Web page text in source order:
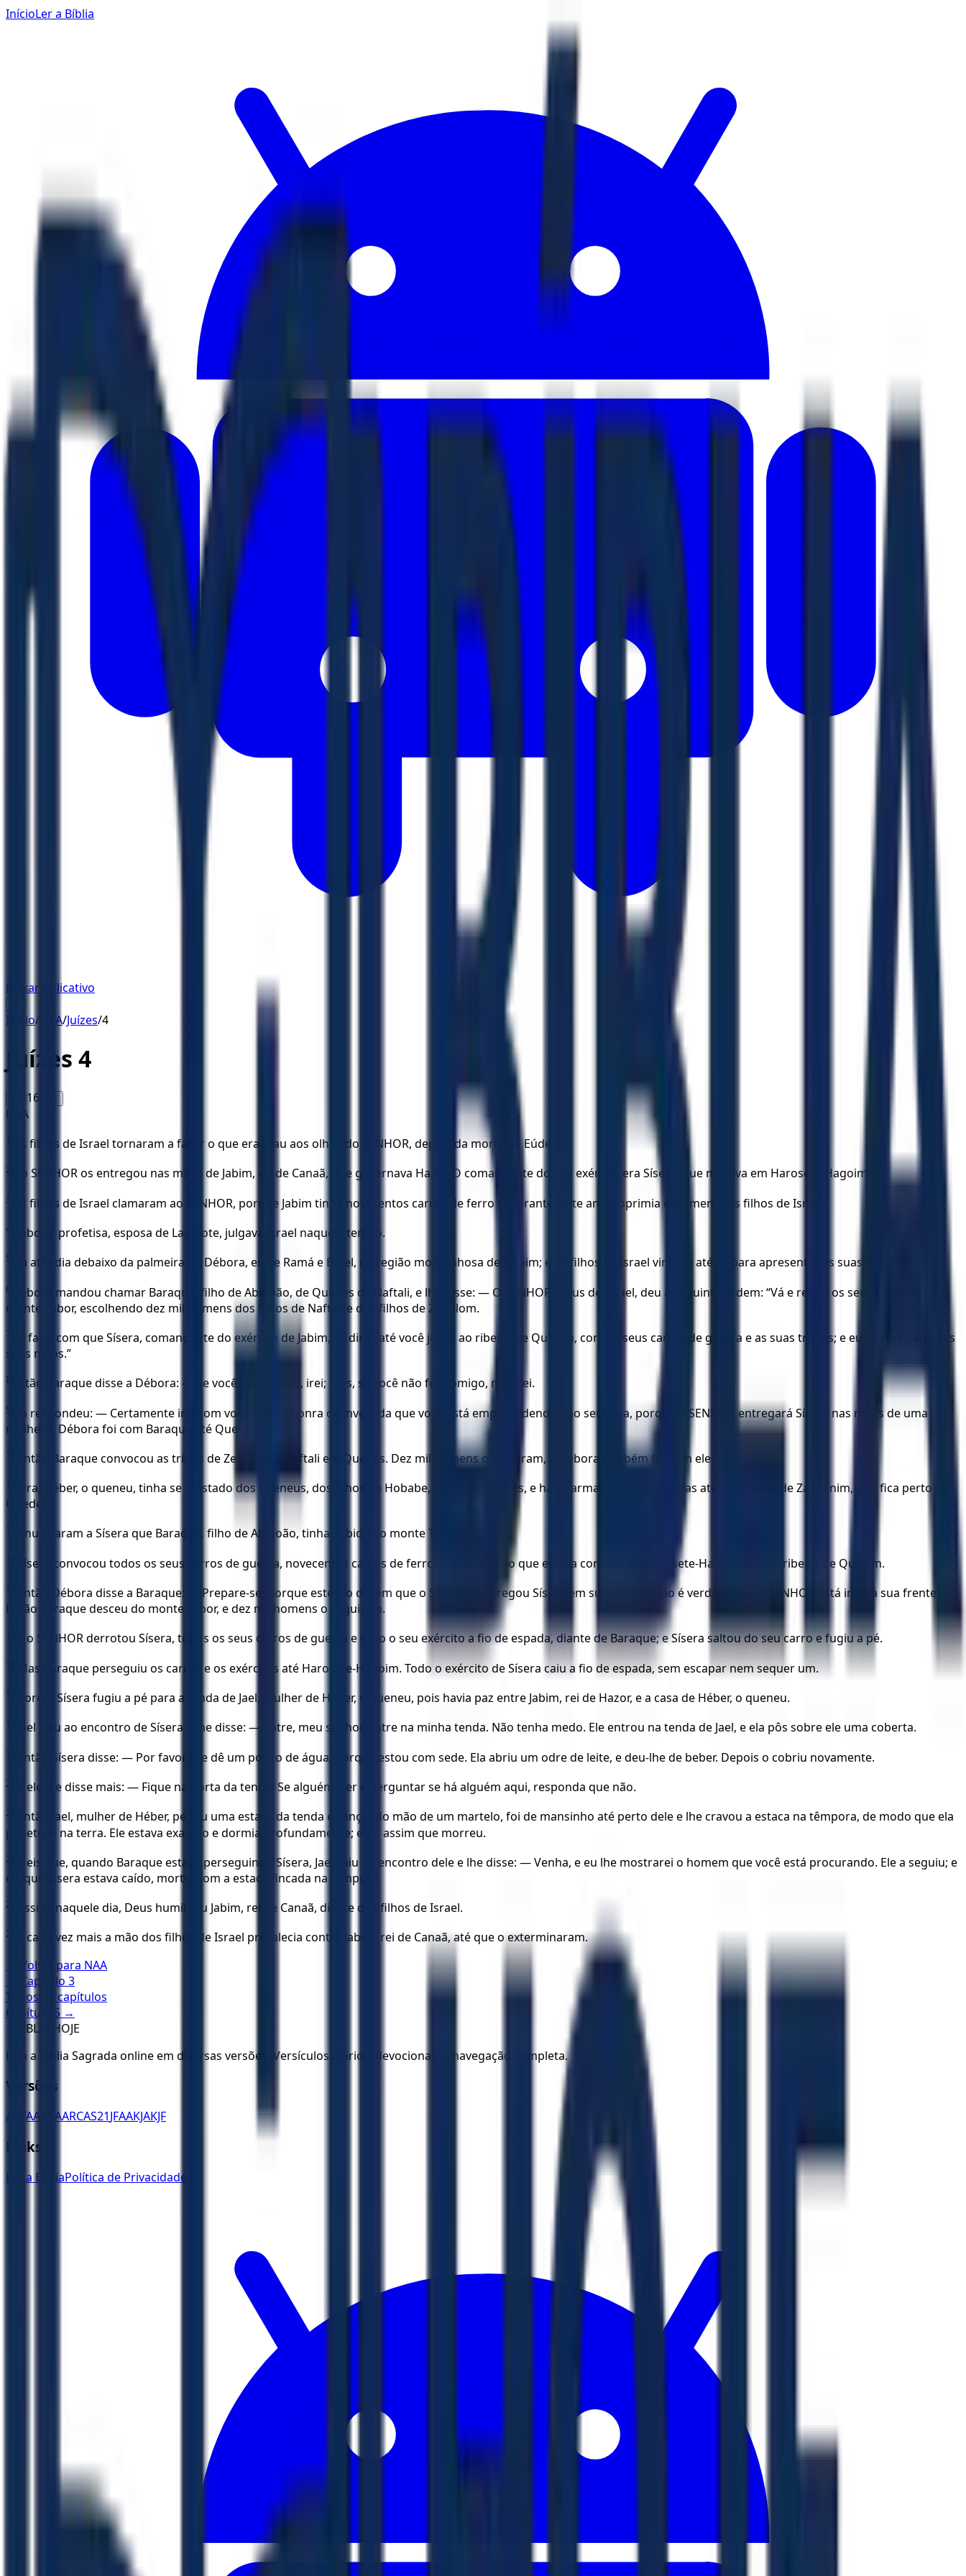
InícioLer a Bíblia
Baixar Aplicativo
Início/ NAA/Juízes/4
Juízes 4
16 A+
NAA
1 Os filhos de Israel tornaram a fazer o que era mau aos olhos do SENHOR, depois da morte de Eúde.
2 E o SENHOR os entregou nas mãos de Jabim, rei de Canaã, que governava Hazor. O comandante do seu exército era Sísera, que morava em Harosete-Hagoim.
3 Os filhos de Israel clamaram ao SENHOR, porque Jabim tinha novecentos carros de ferro e, durante vinte anos, oprimia duramente os filhos de Israel.
4 Débora, profetisa, esposa de Lapidote, julgava Israel naquele tempo.
5 Ela atendia debaixo da palmeira de Débora, entre Ramá e Betel, na região montanhosa de Efraim; e os filhos de Israel vinham até ali para apresentar as suas questões.
6
Débora mandou chamar Baraque, filho de Abinoão, de Quedes de Naftali, e lhe disse: — O SENHOR, Deus de Israel, deu a seguinte ordem: “Vá e reúna os seus homens no
monte Tabor, escolhendo dez mil homens dos filhos de Naftali e dos filhos de Zebulom.
7
Eu farei com que Sísera, comandante do exército de Jabim, se dirija até você junto ao ribeiro de Quisom, com os seus carros de guerra e as suas tropas; e eu o entregarei nas
suas mãos.”
8 Então Baraque disse a Débora: — Se você for comigo, irei; mas, se você não for comigo, não irei.
9
Ela respondeu: — Certamente irei com você, mas a honra da investida que você está empreendendo não será sua, porque o SENHOR entregará Sísera nas mãos de uma
mulher. E Débora foi com Baraque até Quedes.
10 Então Baraque convocou as tribos de Zebulom e Naftali em Quedes. Dez mil homens o seguiram, e Débora também foi com ele.
11
Ora, Héber, o queneu, tinha se afastado dos queneus, dos filhos de Hobabe, sogro de Moisés, e havia armado as suas tendas até o carvalho de Zaananim, que fica perto de
Quedes.
12 Anunciaram a Sísera que Baraque, filho de Abinoão, tinha subido ao monte Tabor.
13 Sísera convocou todos os seus carros de guerra, novecentos carros de ferro, e todo o povo que estava com ele, de Harosete-Hagoim para o ribeiro de Quisom.
14
Então Débora disse a Baraque: — Prepare-se, porque este é o dia em que o SENHOR entregou Sísera em suas mãos. Não é verdade que o SENHOR está indo à sua frente?
Então Baraque desceu do monte Tabor, e dez mil homens o seguiram.
15 E o SENHOR derrotou Sísera, todos os seus carros de guerra e todo o seu exército a fio de espada, diante de Baraque; e Sísera saltou do seu carro e fugiu a pé.
16 Mas Baraque perseguiu os carros e os exércitos até Harosete-Hagoim. Todo o exército de Sísera caiu a fio de espada, sem escapar nem sequer um.
17 Porém Sísera fugiu a pé para a tenda de Jael, mulher de Héber, o queneu, pois havia paz entre Jabim, rei de Hazor, e a casa de Héber, o queneu.
18 Jael saiu ao encontro de Sísera e lhe disse: — Entre, meu senhor, entre na minha tenda. Não tenha medo. Ele entrou na tenda de Jael, e ela pôs sobre ele uma coberta.
19 Então Sísera disse: — Por favor, me dê um pouco de água, porque estou com sede. Ela abriu um odre de leite, e deu-lhe de beber. Depois o cobriu novamente.
20 E ele lhe disse mais: — Fique na porta da tenda. Se alguém vier e perguntar se há alguém aqui, responda que não.
21
Então Jael, mulher de Héber, pegou uma estaca da tenda e, lançando mão de um martelo, foi de mansinho até perto dele e lhe cravou a estaca na têmpora, de modo que ela
penetrou na terra. Ele estava exausto e dormia profundamente; e foi assim que morreu.
22
E eis que, quando Baraque estava perseguindo Sísera, Jael saiu ao encontro dele e lhe disse: — Venha, e eu lhe mostrarei o homem que você está procurando. Ele a seguiu; e
eis que Sísera estava caído, morto, com a estaca fincada na têmpora.
23 Assim, naquele dia, Deus humilhou Jabim, rei de Canaã, diante dos filhos de Israel.
24
E cada vez mais a mão dos filhos de Israel prevalecia contra Jabim, rei de Canaã, até que o exterminaram.
← Voltar para NAA
← Capítulo 3
Todos os capítulos
Capítulo
5 →
BÍBLIA HOJE
Leia a Bíblia Sagrada online em diversas versões. Versículos diários, devocionais e navegação completa.
Versões
ACFAA ARAARCAS21JFAAKJAKJF
Links
Ler a BíbliaPolítica de Privacidade